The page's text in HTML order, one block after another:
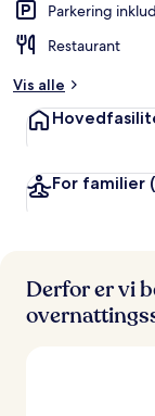
Parkering
Restaurant
Vis alle
For familier
Derfor er vi